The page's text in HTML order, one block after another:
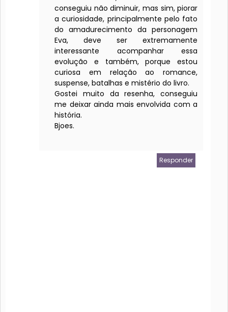
conseguiu não diminuir, mas sim, piorar
a curiosidade, principalmente pelo fato
do amadurecimento da personagem
Eva, deve ser extremamente
interessante acompanhar essa
evolução e também, porque estou
curiosa em relação ao romance,
suspense, batalhas e mistério do livro.
Gostei muito da resenha, conseguiu
me deixar ainda mais envolvida com a
história.
Bjoes.
Responder